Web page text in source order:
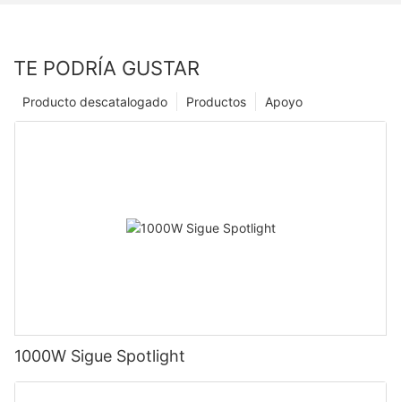
TE PODRÍA GUSTAR
Apoyo
Productos
Producto descatalogado
1000W Sigue Spotlight